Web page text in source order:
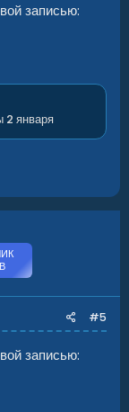
записью:
2 января
#5
записью: